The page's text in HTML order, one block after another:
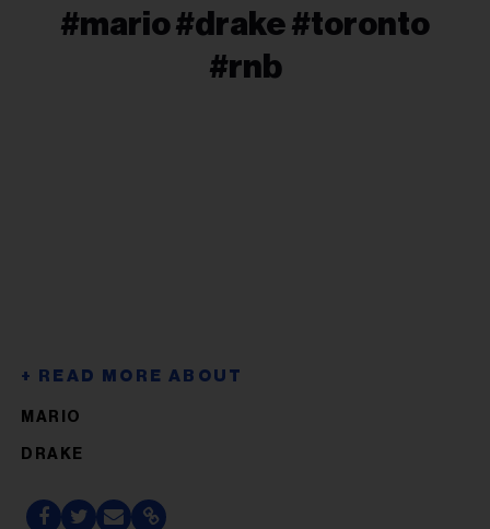
#mario #drake #toronto
#rnb
MARIO
DRAKE